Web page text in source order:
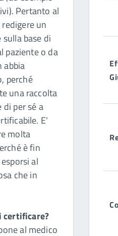
Pertanto al
un
base di
paziente o da
abbia
perché
una raccolta
per sé a
E'
molta
è fin
al
che in
al medico